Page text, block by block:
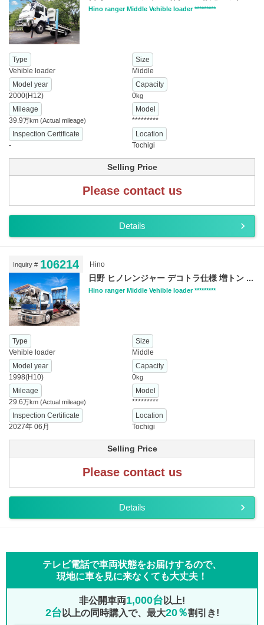
Hino ranger Middle Vehible loader *********
Type
Vehible loader
Size
Middle
Model year
2000(H12)
Capacity
0kg
Mileage
39.9万km (Actual mileage)
Model
*********
Inspection Certificate
-
Location
Tochigi
Selling Price
Please contact us
Details
Inquiry # 106214 Hino
日野 ヒノレンジャー デコトラ仕様 増トン ...
Hino ranger Middle Vehible loader *********
Type
Vehible loader
Size
Middle
Model year
1998(H10)
Capacity
0kg
Mileage
29.6万km (Actual mileage)
Model
*********
Inspection Certificate
2027年 06月
Location
Tochigi
Selling Price
Please contact us
Details
テレビ電話で車両状態をお届けするので、
現地に車を見に来なくても大丈夫！
非公開車両1,000台 以上!
2台 以上の同時購入で、最大20％割引き!